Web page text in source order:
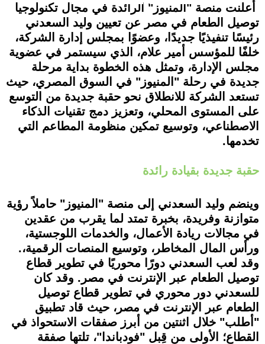
أعلنت منصة "المنيوز" الرائدة في مجال تكنولوجيا
توصيل الطعام في مصر عن تعيين وليد السعدني
رئيسًا تنفيذيًا جديدًا، وعضوًا بمجلس إدارة الشركة،
خلفًا للمؤسس أمير علام، الذي سيستمر في عضوية
مجلس الإدارة، وتمثل هذه الخطوة بداية مرحلة
جديدة في رحلة "المنيوز" في السوق المصري، حيث
تستعد الشركة للانطلاق نحو حقبة جديدة من التوسع
على المستوى المحلي، وتعزيز دمج تقنيات الذكاء
الاصطناعي، وتوسيع تمكين منظومة المطاعم التي
تخدمها.
حقبة جديدة بقيادة رائدة
وينضم وليد السعدني إلى منصة "المنيوز" حاملاً رؤية
متوازنة وفريدة، بخبرة تمتد لما يقرب من عقدين
في مجالات ريادة الأعمال، والخدمات اللوجستية،
ورأس المال المخاطر، وتوسيع المنصات الرقمية،.
وقد لعب السعدني دورًا محوريًا في تطوير قطاع
توصيل الطعام عبر الإنترنت في مصر. وقد كان
للسعدني دور محوري في تطوير قطاع توصيل
الطعام عبر الإنترنت في مصر، حيث قاد تطبيق
"أطلب" خلال اثنتين من أبرز صفقات الاستحواذ في
القطاع؛ الأولى من قِبل "فودباندا"، تلتها صفقة